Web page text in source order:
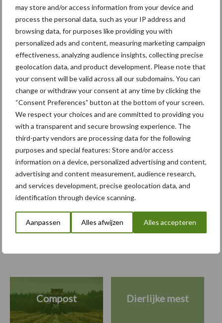
may store and/or access information from your device and
process the personal data, such as your IP address and
browsing data, for purposes like providing you with
personalized ads and content, measuring marketing campaign
effectiveness, analyzing audience insights, collecting precise
geolocation data, and product development. Please note that
your consent will be valid across all our subdomains. You can
change or withdraw your consent at any time by clicking the
“Consent Preferences” button at the bottom of your screen.
We respect your choices and are committed to providing you
with a transparent and secure browsing experience. The
third-party vendors are processing data for the following
purposes and special features: Store and/or access
information on a device, personalized advertising and content,
advertising and content measurement, audience research,
and services development, precise geolocation data, and
identification through device scanning.
Aanpassen Alles afwijzen Alles accepteren
“Hoge verwachtingen van
schijven voor kouters”
Albourgh Tyres breidt uit
naar nieuwe
marktsegmenten
Caterpillar breidt gamma
elektrische bulldozers uit
Themapagina's
Compost Dierlijke mest